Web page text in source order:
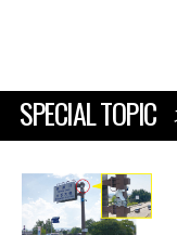
SPECIAL TOPIC